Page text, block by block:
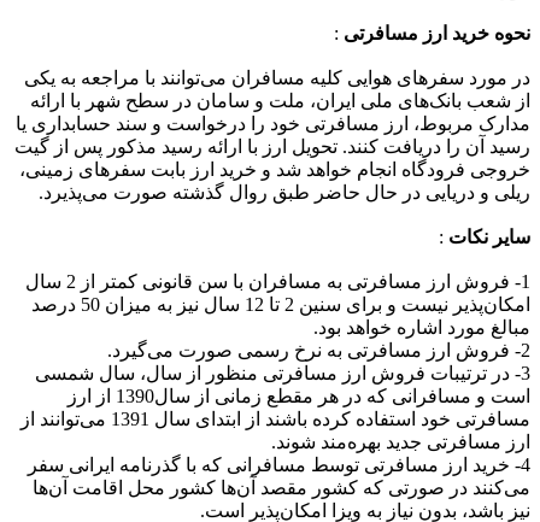
نحوه خرید ارز مسافرتی :
در مورد سفرهای هوایی کلیه مسافران می‌توانند با مراجعه به یکی
از شعب بانک‌های ملی ایران، ملت و سامان در سطح شهر با ارائه
مدارک مربوط، ارز مسافرتی خود را درخواست و سند حسابداری یا
رسید آن را دریافت کنند. تحویل ارز با ارائه رسید مذکور پس از گیت
خروجی فرودگاه انجام خواهد شد و خرید ارز بابت سفرهای زمینی،
ریلی و دریایی در حال حاضر طبق روال گذشته صورت می‌پذیرد.
سایر نکات :
1- فروش ارز مسافرتی به مسافران با سن قانونی کمتر از 2 سال
امکان‌پذیر نیست و برای سنین 2 تا 12 سال نیز به میزان 50 درصد
مبالغ مورد اشاره خواهد بود.
2- فروش ارز مسافرتی به نرخ رسمی صورت می‌گیرد.
3- در ترتیبات فروش ارز مسافرتی منظور از سال، سال شمسی
است و مسافرانی که در هر مقطع زمانی از سال1390 از ارز
مسافرتی خود استفاده کرده‌ باشند از ابتدای سال 1391 می‌توانند از
ارز مسافرتی جدید بهره‌مند شوند.
4- خرید ارز مسافرتی توسط مسافرانی که با گذرنامه ایرانی سفر
می‌کنند در صورتی‌ که کشور مقصد آن‌ها کشور محل اقامت آن‌ها
نیز ‌باشد، بدون نیاز به ویزا امکان‌پذیر است.